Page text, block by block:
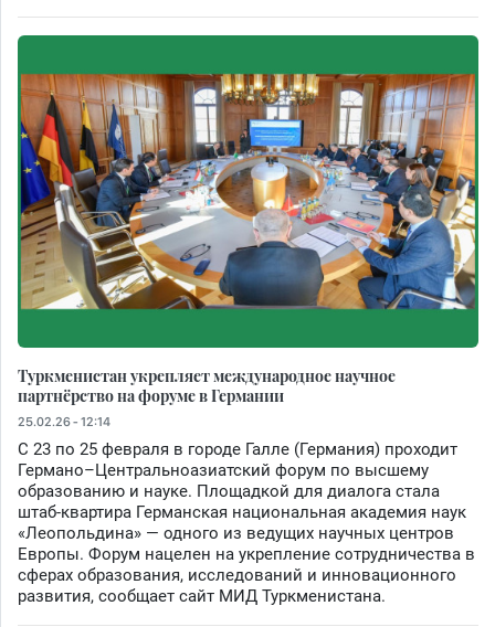
Туркменистан укрепляет международное научное
партнёрство на форуме в Германии
25.02.26 - 12:14
С 23 по 25 февраля в городе Галле (Германия) проходит
Германо–Центральноазиатский форум по высшему
образованию и науке. Площадкой для диалога стала
штаб-квартира Германская национальная академия наук
«Леопольдина» — одного из ведущих научных центров
Европы. Форум нацелен на укрепление сотрудничества в
сферах образования, исследований и инновационного
развития, сообщает сайт МИД Туркменистана.